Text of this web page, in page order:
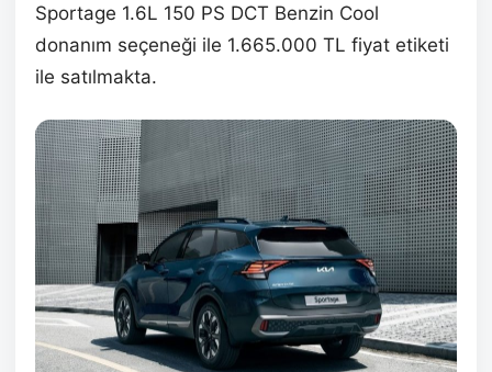
Sportage 1.6L 150 PS DCT Benzin Cool
donanım seçeneği ile 1.665.000 TL fiyat etiketi
ile satılmakta.